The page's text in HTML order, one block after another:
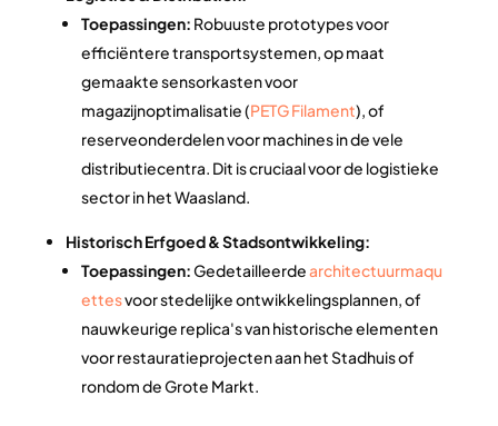
Toepassingen: Robuuste prototypes voor
efficiëntere transportsystemen, op maat
gemaakte sensorkasten voor
magazijnoptimalisatie (PETG Filament), of
reserveonderdelen voor machines in de vele
distributiecentra. Dit is cruciaal voor de logistieke
sector in het Waasland.
Historisch Erfgoed & Stadsontwikkeling:
Toepassingen:Gedetailleerdearchitectuurmaqu
ettesvoor stedelijke ontwikkelingsplannen, of
nauwkeurige replica's van historische elementen
voor restauratieprojecten aan het Stadhuis of
rondom de Grote Markt.